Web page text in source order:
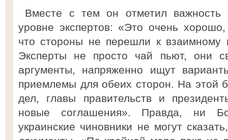
Вместе с тем он отметил важность
уровне экспертов: «Это очень
что стороны не перешли к взаимному
Эксперты не просто чай пьют, они
аргументы, напряженно ищут
приемлемы для обеих сторон. На этой
дел, главы правительств и
новые соглашения». Правда, ни
украинские чиновники не могут